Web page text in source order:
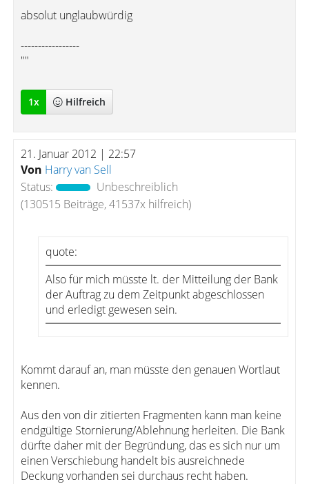
absolut unglaubwürdig
-----------------
""
1x Hilfreich
21. Januar 2012 | 22:57
Von Harry van Sell
Status:
Unbeschreiblich
(130515 Beiträge, 41537x hilfreich)
quote:
Also für mich müsste lt. der Mitteilung der Bank
der Auftrag zu dem Zeitpunkt abgeschlossen
und erledigt gewesen sein.
Kommt darauf an, man müsste den genauen Wortlaut
kennen.
Aus den von dir zitierten Fragmenten kann man keine
endgültige Stornierung/Ablehnung herleiten. Die Bank
dürfte daher mit der Begründung, das es sich nur um
einen Verschiebung handelt bis ausreichnede
Deckung vorhanden sei durchaus recht haben.